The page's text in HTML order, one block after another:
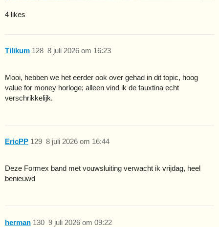
4 likes
Tilikum 8 juli 2026 om 16:23
128
Mooi, hebben we het eerder ook over gehad in dit topic, hoog
value for money horloge; alleen vind ik de fauxtina echt
verschrikkelijk.
EricPP 8 juli 2026 om 16:44
129
Deze Formex band met vouwsluiting verwacht ik vrijdag, heel
benieuwd
herman 9 juli 2026 om 09:22
130